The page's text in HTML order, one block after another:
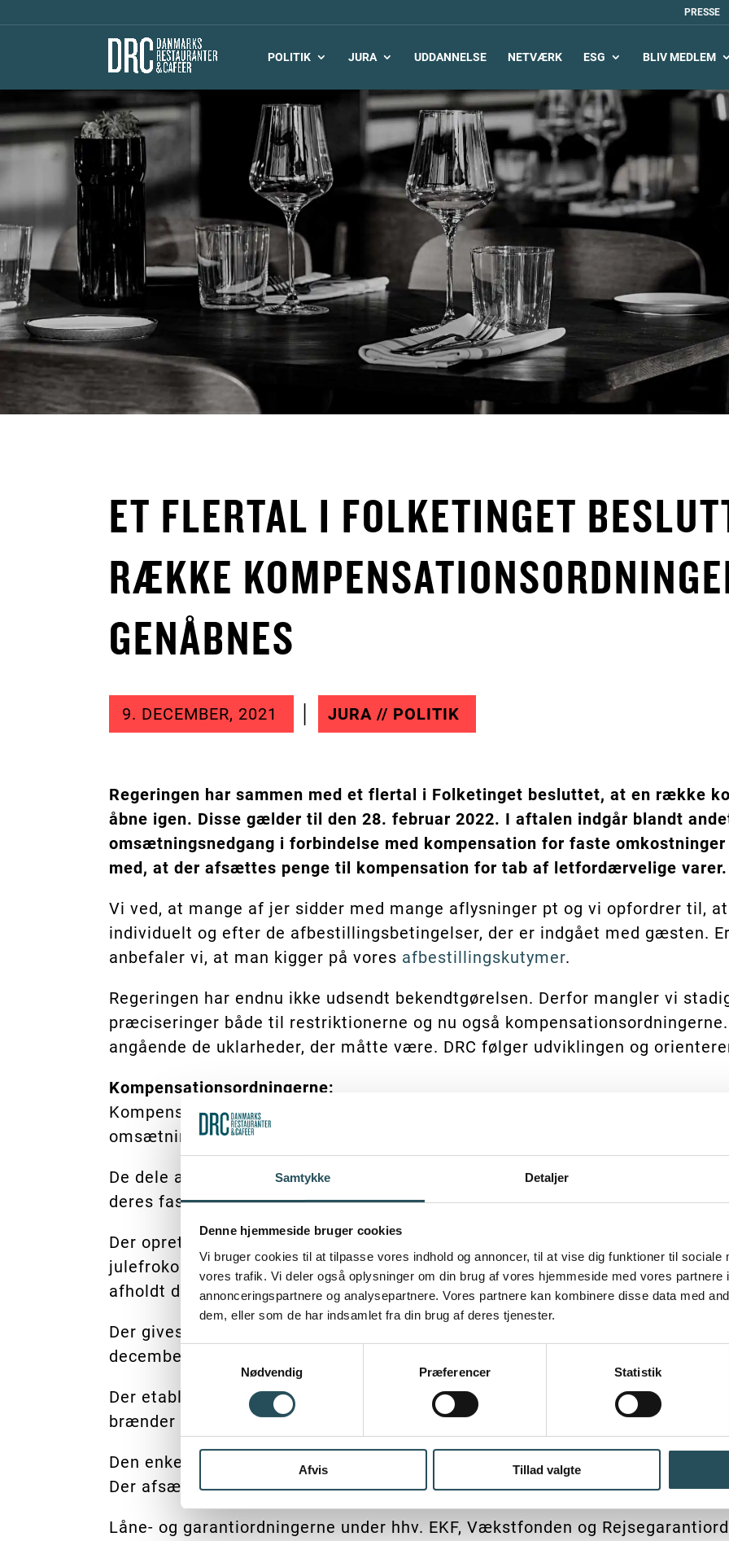
Samtykke Detaljer
Denne hjemmeside bruger cookies
Vi bruger cookies til at tilpasse vores indhold og annoncer, til at vise dig funktioner til sociale
vores trafik. Vi deler også oplysninger om din brug af vores hjemmeside med vores partnere
annonceringspartnere og analysepartnere. Vores partnere kan kombinere disse data med
dem, eller som de har indsamlet fra din brug af deres tjenester.
Samtykkevalg
Nødvendig
Præferencer Statistik
Afvis Tillad valgte
PRESSE
POLITIK JURA UDDANNELSE NETVÆRK ESG BLIV MEDLEM
ET FLERTAL I FOLKETINGET
RÆKKE
GENÅBNES
9. DECEMBER, 2021 JURA // POLITIK
Regeringen har sammen med et flertal i Folketinget besluttet, at en række
åbne igen. Disse gælder til den 28. februar 2022. I aftalen indgår blandt
omsætningsnedgang i forbindelse med kompensation for faste
med, at der afsættes penge til kompensation for tab af letfordærvelige varer.
Vi ved, at mange af jer sidder med mange aflysninger pt og vi opfordrer til,
individuelt og efter de afbestillingsbetingelser, der er indgået med gæsten.
anbefaler vi, at man kigger på vores afbestillingskutymer.
Regeringen har endnu ikke udsendt bekendtgørelsen. Derfor mangler vi
præciseringer både til restriktionerne og nu også kompensationsordningerne.
angående de uklarheder, der måtte være. DRC følger udviklingen og
Kompensationsordningerne:
Kompensationsordningen for faste omkostninger forlænges til den 28.
omsætningsnedgang sættes ned til mindst 30 pct. Det gælder fra 1. december
De dele af dansk erhvervs- og kulturliv, der er tvangslukkede f.eks. natteliv,
deres faste omkostninger og adgang til selvstændigordningen mv. for
Der oprettes en pulje til dækning af kasserede varer hos virksomheder, der
julefrokoster, private fester og sociale begivenheder for mere end 50
afholdt den 10., 11. og/eller 12. december uden for private hjem, fx i
Der gives desuden mulighed for at søge ordningen for faste omkostninger
december alene. Normalt skal man som virksomhed søge for to eller tre
Der etableres desuden en pulje målrettet de virksomheder og leverandører,
brænder inde med letfordærvelige varer i weekenden den 10. december til 12.
Den enkelte virksomhed kan maksimalt modtage et kompensationsbeløb på
Der afsættes 10 mio. kr. til puljen.
Låne- og garantiordningerne under hhv. EKF, Vækstfonden og